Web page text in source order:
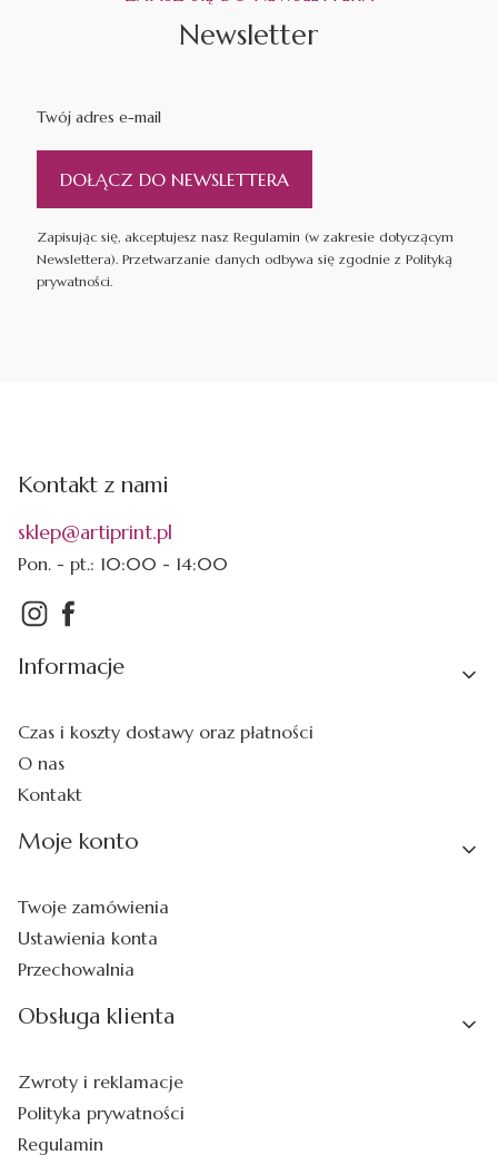
Newsletter
Twój adres e-mail
DOŁĄCZ DO NEWSLETTERA
Zapisując się, akceptujesz nasz Regulamin (w zakresie dotyczącym
Newslettera). Przetwarzanie danych odbywa się zgodnie z Polityką
prywatności.
Kontakt z nami
sklep@artiprint.pl
Pon. - pt.: 10:00 - 14:00
Linki w stopce
Informacje
Czas i koszty dostawy oraz płatności
O nas
Kontakt
Moje konto
Twoje zamówienia
Ustawienia konta
Przechowalnia
Obsługa klienta
Zwroty i reklamacje
Polityka prywatności
Regulamin